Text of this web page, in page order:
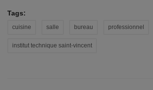
Tags:
cuisine salle bureau professionnel
institut technique saint-vincent